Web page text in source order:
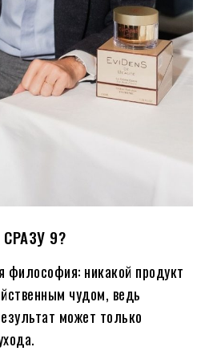
9?
философия: никакой продукт
чудом, ведь
может только